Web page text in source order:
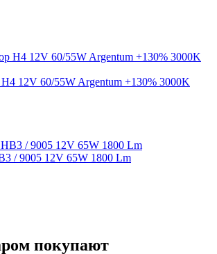
12V 60/55W Argentum +130% 3000K
/ 9005 12V 65W 1800 Lm
покупают